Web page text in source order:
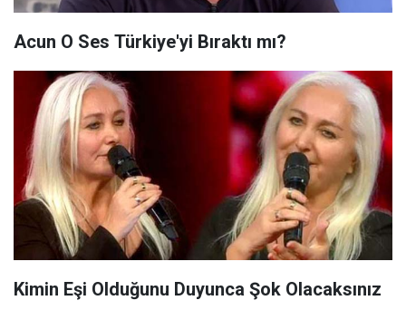
Acun O Ses Türkiye'yi Bıraktı mı?
Kimin Eşi Olduğunu Duyunca Şok Olacaksınız